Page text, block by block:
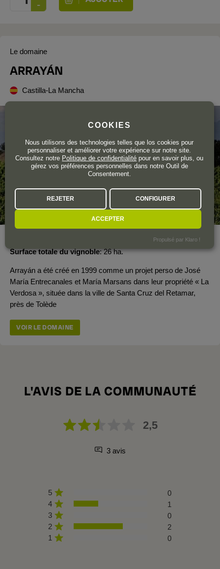
Le domaine
ARRAYÁN
Castilla-La Mancha
Surface totale du vignoble 26 ha.
Arrayán a été créé en 1999 comme un projet perso de José
María Entrecanales et María Marsans dans leur propriété « La
Verdosa », située dans la ville de Santa Cruz del Retamar,
près de Tolède
VOIR LE DOMAINE
L'AVIS DE LA COMMUNAUTÉ
2,5
3 avis
5
0
4
1
3
0
2
2
1
0
COOKIES
Nous utilisons des technologies telles que los cookies pour
personnaliser et améliorer votre expérience sur notre site.
Consultez notre Politique de confidentialité pour en savoir plus, ou
gérez vos préférences personnelles dans notre Outil de
Consentement.
REJETER CONFIGURER
ACCEPTER
Propulsé par Klaro !